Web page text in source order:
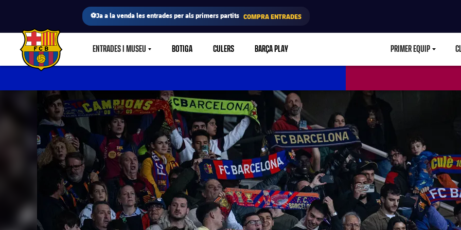
⚽Ja a la venda les entrades per als primers partits COMPRA ENTRADES
FC Barcelona club badge ENTRADES I MUSEULABEL.SHARE.CARETDOWN
BOTIGA CULERS BARÇA PLAY PRIMER EQUIP